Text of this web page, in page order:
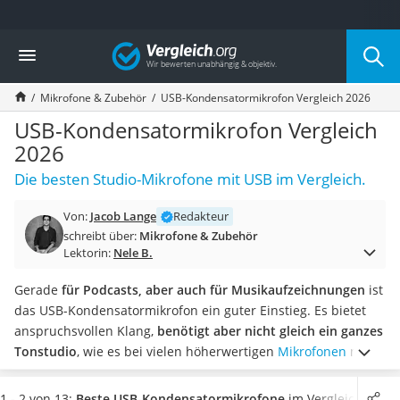
Die beliebtesten Vergleiche nach Kategorie
Elektronik
Powerstation
Monitor 32 Zoll 4K
Fernseher
Drucker
Desktop-PC
Monitor
Laser-Multifunktionsdrucker
Powerline-Adapter
Powerstation mit Solarpanel
Gaming-PC
Soundbar
17-Zoll-Laptop
Satellitenschüssel
Gaming-Headset
Vergleich
Mikrofone & Zubehör USB-Kondensatormikrofon Vergleich 2026
USB-Kondensatormikrofon Vergleich
2026
Die besten Studio-Mikrofone mit USB im Vergleich.
Von: Jacob Lange
Redakteur
schreibt über: Mikrofone & Zubehör
Lektorin: Nele B.
Gerade für Podcasts, aber auch für Musikaufzeichnungen ist
das USB-Kondensatormikrofon ein guter Einstieg. Es bietet
anspruchsvollen Klang, benötigt aber nicht gleich ein ganzes
Tonstudio, wie es bei vielen höherwertigen Mikrofonen mit
XLR-Anschluss der Fall ist. In Tests im Internet hat sich unter
anderem auchdie Kabellänge als kleines, aber wichtiges